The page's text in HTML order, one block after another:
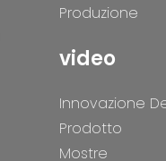
Produzione
video
Innovazione
Prodotto
Mostre